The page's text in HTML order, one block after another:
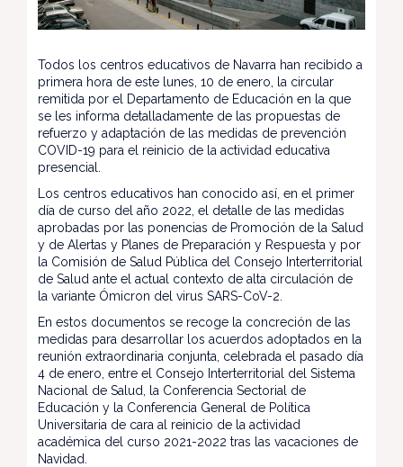
Todos los centros educativos de Navarra han recibido a
primera hora de este lunes, 10 de enero, la circular
remitida por el Departamento de Educación en la que
se les informa detalladamente de las propuestas de
refuerzo y adaptación de las medidas de prevención
COVID-19 para el reinicio de la actividad educativa
presencial.
Los centros educativos han conocido así, en el primer
día de curso del año 2022, el detalle de las medidas
aprobadas por las ponencias de Promoción de la Salud
y de Alertas y Planes de Preparación y Respuesta y por
la Comisión de Salud Pública del Consejo Interterritorial
de Salud ante el actual contexto de alta circulación de
la variante Ómicron del virus SARS-CoV-2.
En estos documentos se recoge la concreción de las
medidas para desarrollar los acuerdos adoptados en la
reunión extraordinaria conjunta, celebrada el pasado día
4 de enero, entre el Consejo Interterritorial del Sistema
Nacional de Salud, la Conferencia Sectorial de
Educación y la Conferencia General de Política
Universitaria de cara al reinicio de la actividad
académica del curso 2021-2022 tras las vacaciones de
Navidad.